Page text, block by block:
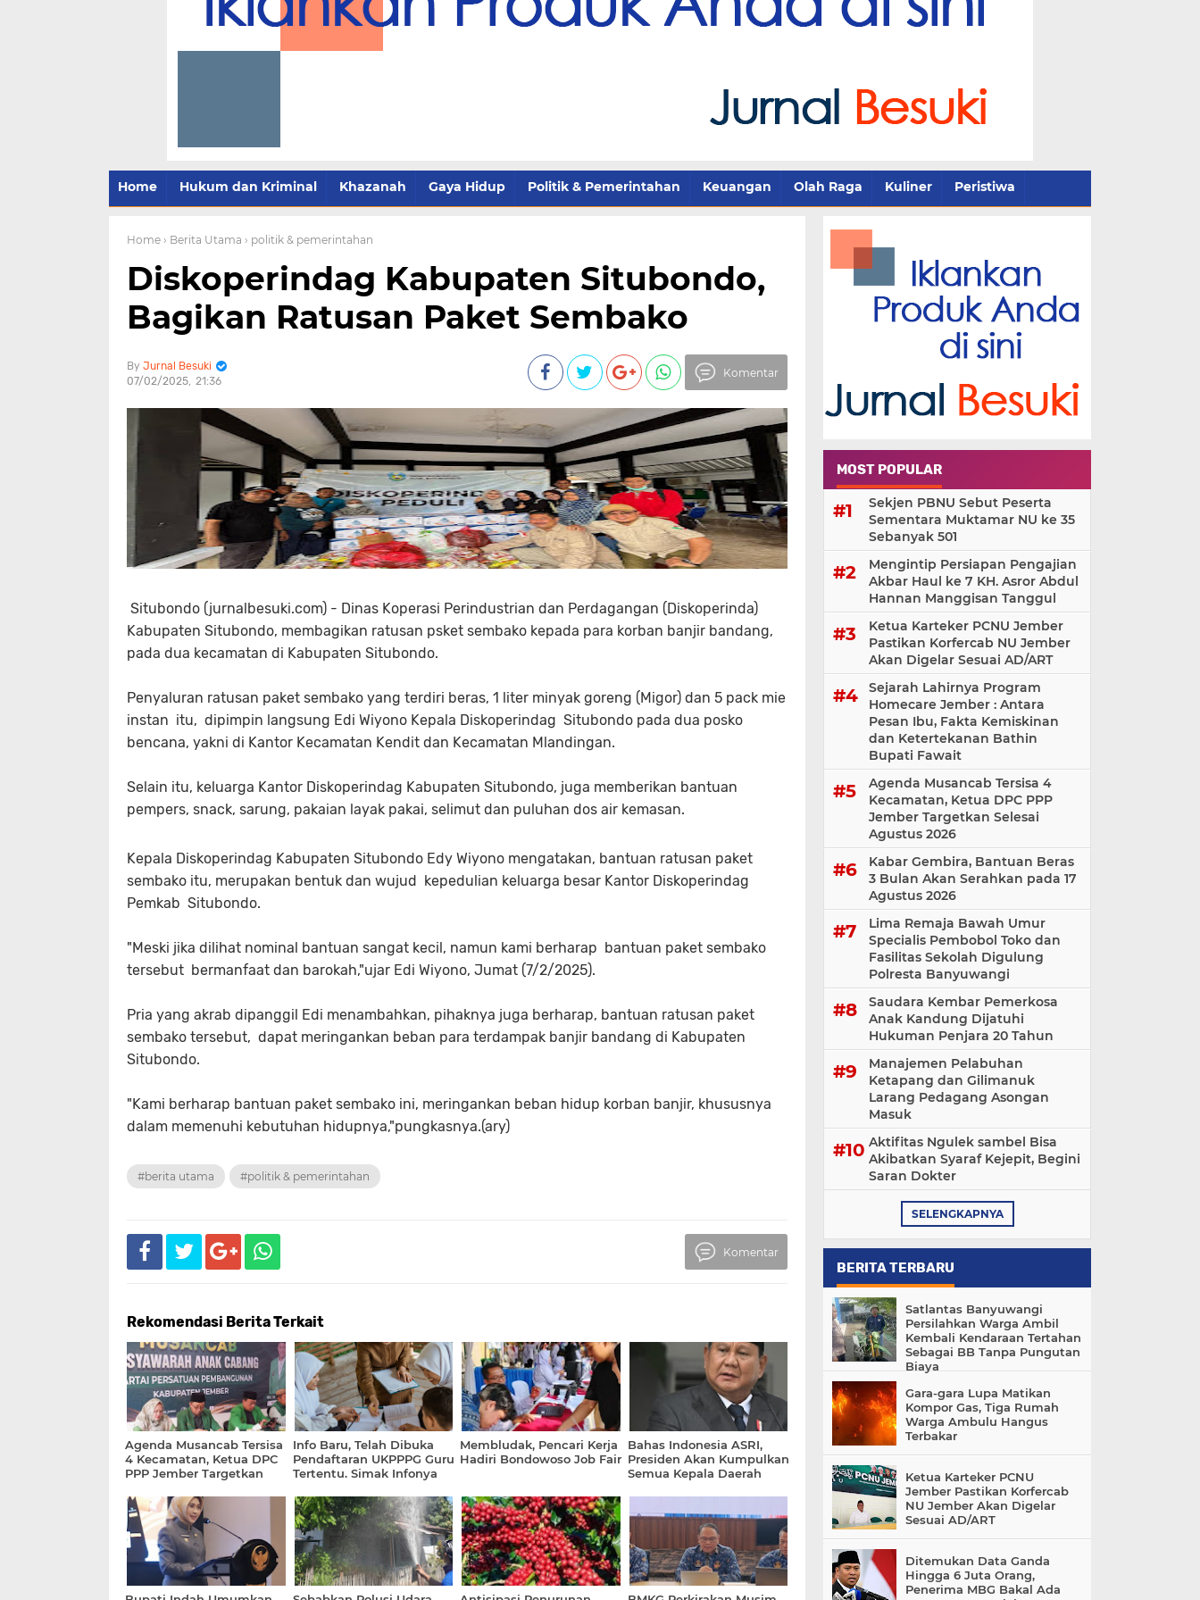
Home Hukum dan Kriminal Khazanah Gaya Hidup Politik & Pemerintahan Keuangan Olah Raga Kuliner Peristiwa
Home › Berita Utama › politik & pemerintahan
Diskoperindag Kabupaten Situbondo,
Bagikan Ratusan Paket Sembako
Jurnal Besuki
07/02/2025 21:36
Komentar
Situbondo (jurnalbesuki.com) - Dinas Koperasi Perindustrian dan Perdagangan (Diskoperinda)
Kabupaten Situbondo, membagikan ratusan psket sembako kepada para korban banjir bandang,
pada dua kecamatan di Kabupaten Situbondo.
Penyaluran ratusan paket sembako yang terdiri beras, 1 liter minyak goreng (Migor) dan 5 pack mie
instan itu, dipimpin langsung Edi Wiyono Kepala Diskoperindag Situbondo pada dua posko
bencana, yakni di Kantor Kecamatan Kendit dan Kecamatan Mlandingan.
Selain itu, keluarga Kantor Diskoperindag Kabupaten Situbondo, juga memberikan bantuan
pempers, snack, sarung, pakaian layak pakai, selimut dan puluhan dos air kemasan.
Kepala Diskoperindag Kabupaten Situbondo Edy Wiyono mengatakan, bantuan ratusan paket
sembako itu, merupakan bentuk dan wujud kepedulian keluarga besar Kantor Diskoperindag
Pemkab Situbondo.
"Meski jika dilihat nominal bantuan sangat kecil, namun kami berharap bantuan paket sembako
tersebut bermanfaat dan barokah,"ujar Edi Wiyono, Jumat (7/2/2025).
Pria yang akrab dipanggil Edi menambahkan, pihaknya juga berharap, bantuan ratusan paket
sembako tersebut, dapat meringankan beban para terdampak banjir bandang di Kabupaten
Situbondo.
"Kami berharap bantuan paket sembako ini, meringankan beban hidup korban banjir, khususnya
dalam memenuhi kebutuhan hidupnya,"pungkasnya.(ary)
#berita utama #politik & pemerintahan
Komentar
Rekomendasi Berita Terkait
Agenda Musancab Tersisa
4 Kecamatan, Ketua DPC
PPP Jember Targetkan
Info Baru, Telah Dibuka
Pendaftaran UKPPPG Guru
Tertentu. Simak Infonya
Membludak, Pencari Kerja
Hadiri Bondowoso Job Fair
Bahas Indonesia ASRI,
Presiden Akan Kumpulkan
Semua Kepala Daerah
MOST POPULAR
Sekjen PBNU Sebut Peserta
Sementara Muktamar NU ke 35
Sebanyak 501
Mengintip Persiapan Pengajian
Akbar Haul ke 7 KH. Asror Abdul
Hannan Manggisan Tanggul
Ketua Karteker PCNU Jember
Pastikan Korfercab NU Jember
Akan Digelar Sesuai AD/ART
Sejarah Lahirnya Program
Homecare Jember : Antara
Pesan Ibu, Fakta Kemiskinan
dan Ketertekanan Bathin
Bupati Fawait
Agenda Musancab Tersisa 4
Kecamatan, Ketua DPC PPP
Jember Targetkan Selesai
Agustus 2026
Kabar Gembira, Bantuan Beras
3 Bulan Akan Serahkan pada 17
Agustus 2026
Lima Remaja Bawah Umur
Specialis Pembobol Toko dan
Fasilitas Sekolah Digulung
Polresta Banyuwangi
Saudara Kembar Pemerkosa
Anak Kandung Dijatuhi
Hukuman Penjara 20 Tahun
Manajemen Pelabuhan
Ketapang dan Gilimanuk
Larang Pedagang Asongan
Masuk
Aktifitas Ngulek sambel Bisa
Akibatkan Syaraf Kejepit, Begini
Saran Dokter
SELENGKAPNYA
BERITA TERBARU
Satlantas Banyuwangi
Persilahkan Warga Ambil
Kembali Kendaraan Tertahan
Sebagai BB Tanpa Pungutan
Biaya
Gara-gara Lupa Matikan
Kompor Gas, Tiga Rumah
Warga Ambulu Hangus
Terbakar
Ketua Karteker PCNU
Jember Pastikan Korfercab
NU Jember Akan Digelar
Sesuai AD/ART
Ditemukan Data Ganda
Hingga 6 Juta Orang,
Penerima MBG Bakal Ada